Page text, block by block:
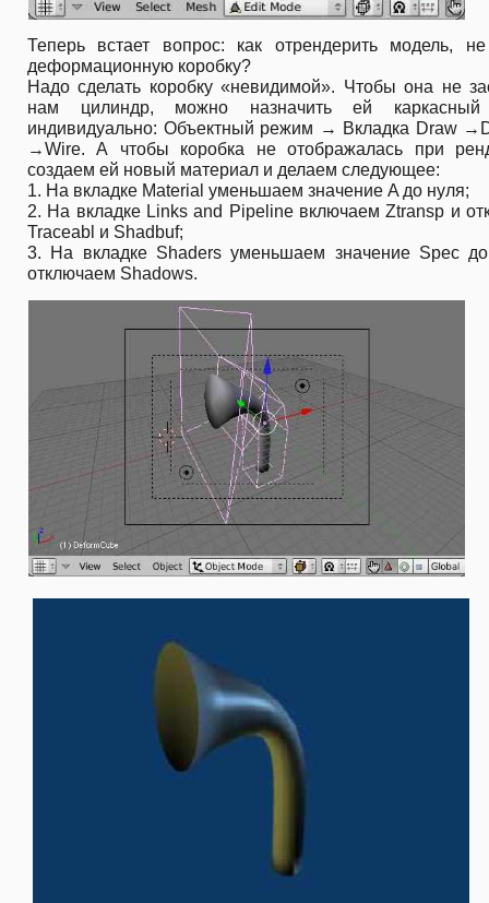
Теперь встает вопрос: как отрендерить модель,
деформационную коробку?
Надо сделать коробку «невидимой». Чтобы она не
нам цилиндр, можно назначить ей
индивидуально: Объектный режим → Вкладка Draw
→Wire. А чтобы коробка не отображалась при
создаем ей новый материал и делаем следующее:
1. На вкладке Material уменьшаем значение A до нуля;
2. На вкладке Links and Pipeline включаем Ztransp и
Traceabl и Shadbuf;
3. На вкладке Shaders уменьшаем значение Spec
отключаем Shadows.